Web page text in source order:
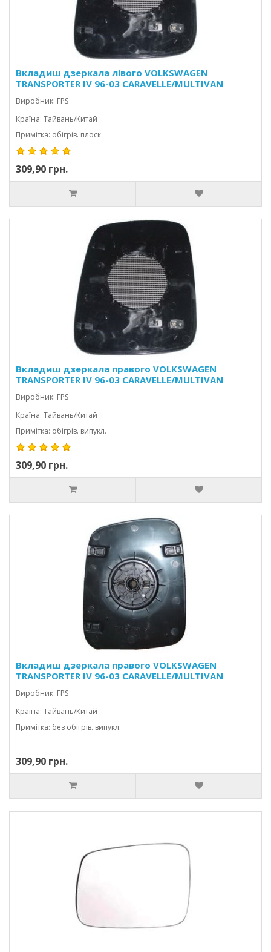
Вкладиш дзеркала лівого VOLKSWAGEN
TRANSPORTER IV 96-03 CARAVELLE/MULTIVAN
Виробник: FPS
Країна: Тайвань/Китай
Примітка: обігрів. плоск.
309,90 грн.
Вкладиш дзеркала правого VOLKSWAGEN
TRANSPORTER IV 96-03 CARAVELLE/MULTIVAN
Виробник: FPS
Країна: Тайвань/Китай
Примітка: обігрів. випукл.
309,90 грн.
Вкладиш дзеркала правого VOLKSWAGEN
TRANSPORTER IV 96-03 CARAVELLE/MULTIVAN
Виробник: FPS
Країна: Тайвань/Китай
Примітка: без обігрів. випукл.
309,90 грн.